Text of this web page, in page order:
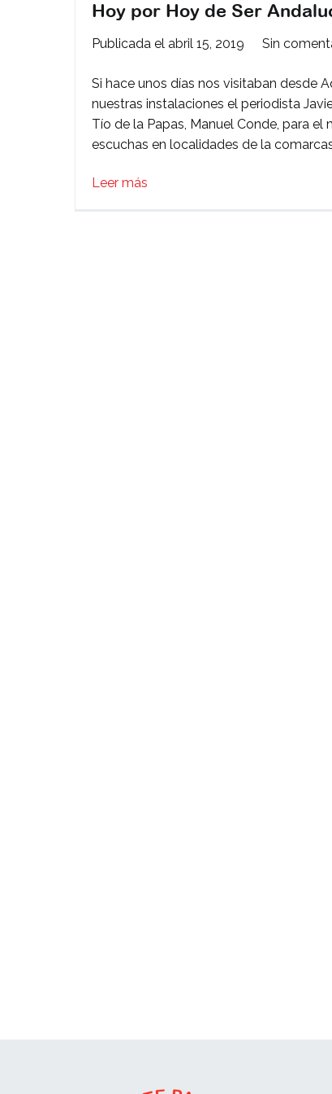
Hoy por Hoy de Ser
Publicada el abril 15, 2019 Sin
Si hace unos días nos visitaban desde
nuestras instalaciones el periodista
Tío de la Papas, Manuel Conde, para
escuchas en localidades de la
Leer más